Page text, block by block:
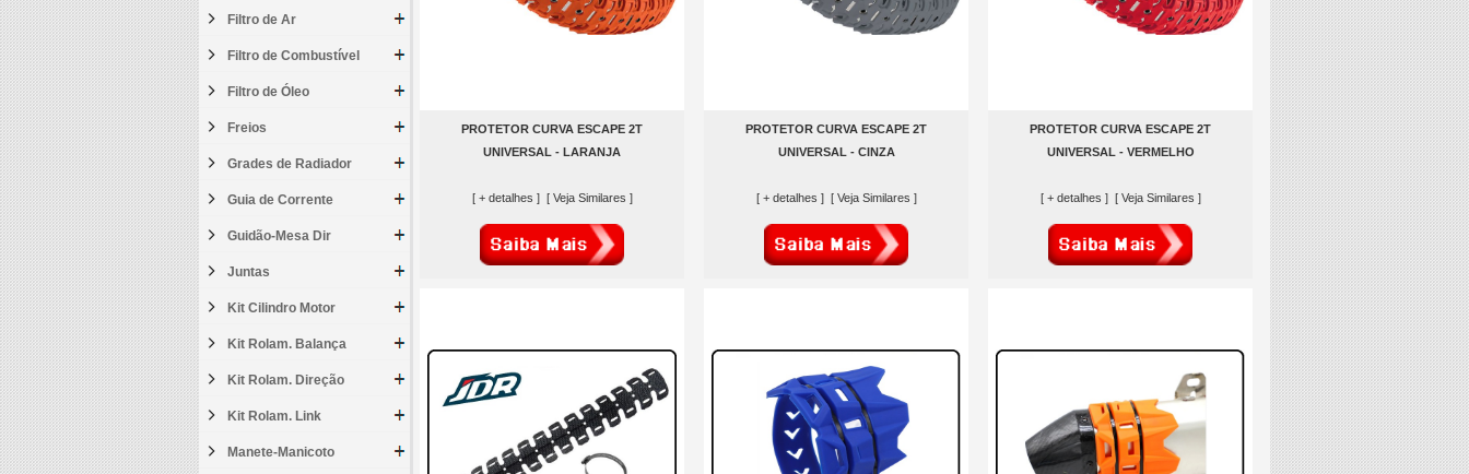
Filtro de Ar
Filtro de Combustível
Filtro de Óleo
Freios
Grades de Radiador
Guia de Corrente
Guidão-Mesa Dir
Juntas
Kit Cilindro Motor
Kit Rolam. Balança
Kit Rolam. Direção
Kit Rolam. Link
Manete-Manicoto
PROTETOR CURVA ESCAPE 2T
UNIVERSAL - LARANJA
[ + detalhes ] [ Veja Similares ]
PROTETOR CURVA ESCAPE 2T
UNIVERSAL - CINZA
[ + detalhes ] [ Veja Similares ]
PROTETOR CURVA ESCAPE 2T
UNIVERSAL - VERMELHO
[ + detalhes ] [ Veja Similares ]